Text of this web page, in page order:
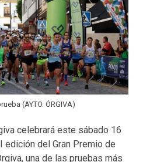
(AYTO. ÓRGIVA)
celebrará este sábado 16
edición del Gran Premio de
una de las pruebas más